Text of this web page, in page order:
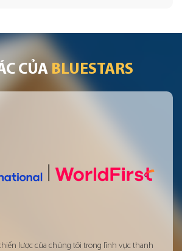
CỦA BLUESTARS
lược của chúng tôi trong lĩnh vực thanh